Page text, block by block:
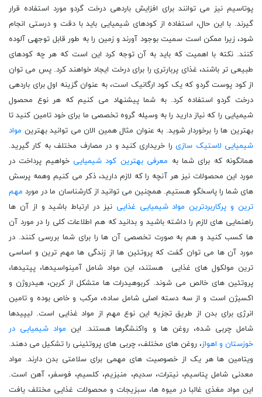
پوتاسیم نیز می توانند برای افزایش باردهی درخت گردو مورد استفاده قرار
گیرند. با این حال، استفاده از کودهای شیمیایی باید با دقت و درستی انجام
شود، زیرا ممکن است سمیت بوجود آورند و زمین را به طور قابل توجهی آلوده
کنند. نکته با اهمیت که باید به آن توجه کرد این است که هر چه کودهای
طبیعی تر باشند، غذای پربارتری را برای درخت ایجاد خواهند کرد. پس می توان
از کود پوست گردو که یک کود ارگانیک است، به عنوان گزینه اول برای باردهی
درخت گردو استفاده کرد. به شما پیشنهاد می کنیم که هر نوع محصول
شیمیایی را که نیاز دارید را به وسیله گروه تخصصی ما برای خود تامین کنید تا
بهترین ها را برخوردار شوید. به عنوان مثال همین الان می توانید بهترین مواد
شیمیایی لاستیک سازیرا خریداری کنید و در مصارف مختلف به کار گیرید.
همانگونه که برای شما به معرفی بهترین کود شیمیاییخواهیم پرداخت در
مورد این محصولات نیز هر آنچه را که لازم دارید، ذکر می کنیم وهمه پرسش
های شما را پاسخگو هستیم. همچنین می توانید از کارشناسان ما در مورد مهم
ترین و پرکاربردترین مواد شیمیایی غذایی نیز در ارتباط باشید و از آن ها
راهنمایی های لازم را داشته باشید و بدانید که هم اطلاعات کلی را در مورد آن
ها کسب کنید و هم به صورت تخصصی آن ها را برای شما بررسی کنند. در
مورد آن ها می توان گفت که پروتئین ها از زندگی ها مهم ترین و اساسی
ترین مولکول های غذایی هستند، این مواد شامل آمینواسیدها، پپتیدها،
پروتئین های خالص می شوند. کربوهیدرات ها متشکل از کربن، هیدروژن و
اکسیژن است و از سه دسته اصلی شامل ساده، مرکب و خاص بوده و تامین
انرژی برای بدن از طریق تجزیه این نوع مهم از مواد غذایی است. لیپیدها
شامل چربی شده، روغن ها و واکنشگرها هستند. این مواد شیمیایی در
خوزستان و اهواز، روغن های مختلف، چربی های پروتئینی را تشکیل می دهند.
ویتامین ها هر یک از خصوصیت های مهمی برای سلامتی بدن دارند. مواد
معدنی شامل پتاسیم، نیترات، سدیم، منیزیم، کلسیم، فوسفر، آهن است.
این مواد مغذی غالبا در میوه ها، سبزیجات و محصولات غذایی مختلف یافت